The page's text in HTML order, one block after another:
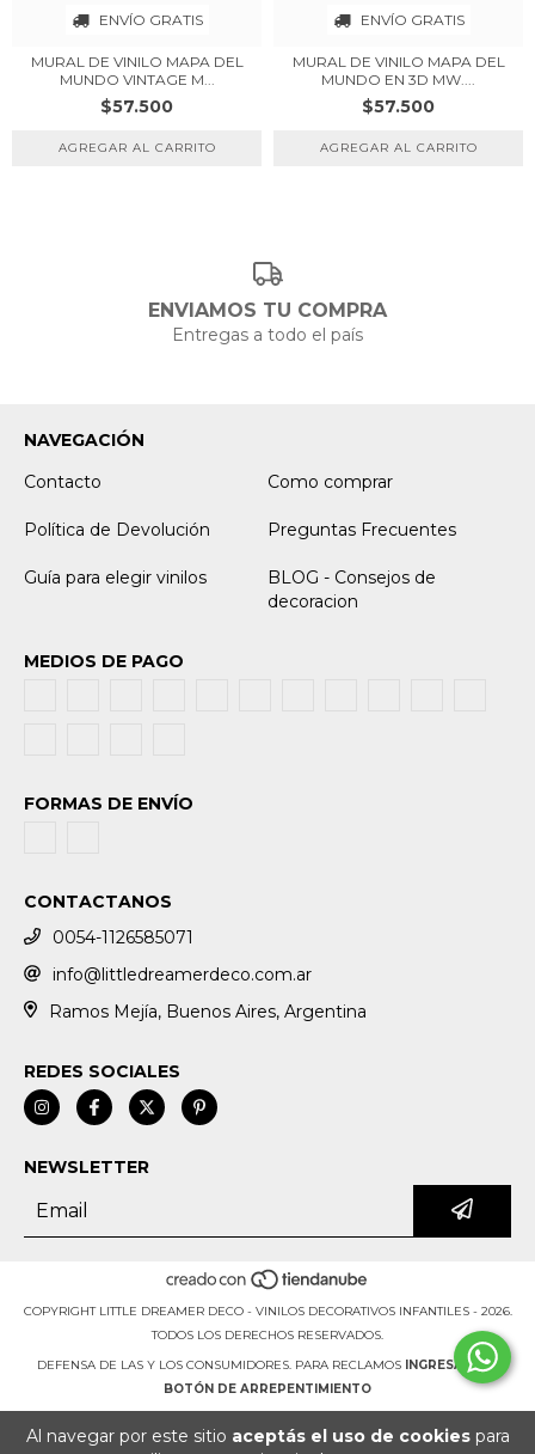
Al navegar por este sitio aceptás el uso de cookiespara
ENVÍO GRATIS
MURAL DE VINILO MAPA DEL
MUNDO VINTAGE M...
$57.500
ENVÍO GRATIS
MURAL DE VINILO MAPA DEL
MUNDO EN 3D MW....
$57.500
ENVIAMOS TU COMPRA
Entregas a todo el país
NAVEGACIÓN
Contacto
Como comprar
Política de Devolución Preguntas Frecuentes
Guía para elegir vinilos
BLOG - Consejos de
decoracion
MEDIOS DE PAGO
FORMAS DE ENVÍO
CONTACTANOS
0054-1126585071
info@littledreamerdeco.com.ar
Ramos Mejía, Buenos Aires, Argentina
REDES SOCIALES
NEWSLETTER
COPYRIGHT LITTLE DREAMER DECO - VINILOS DECORATIVOS INFANTILES - 2026.
TODOS LOS DERECHOS RESERVADOS.
DEFENSA DE LAS Y LOS CONSUMIDORES. PARA RECLAMOS INGRESÁ ACÁ.
BOTÓN DE ARREPENTIMIENTO